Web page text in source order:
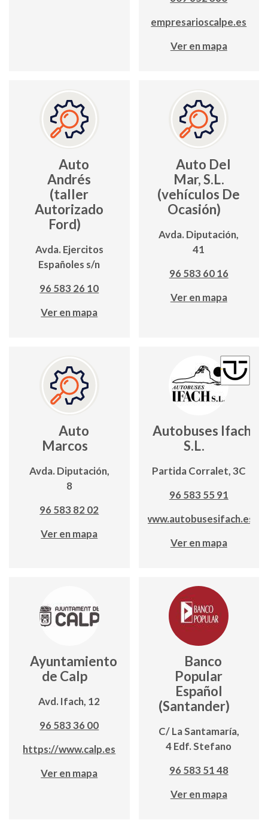
empresarioscalpe.es
Ver en mapa
Auto
Andrés
(taller
Autorizado
Ford)
Avda. Ejercitos
Españoles s/n
96 583 26 10
Ver en mapa
Auto Del
Mar, S.L.
(vehículos De
Ocasión)
Avda. Diputación,
41
96 583 60 16
Ver en mapa
Auto
Marcos
Avda. Diputación,
8
96 583 82 02
Ver en mapa
Autobuses Ifach,
S.L.
Partida Corralet, 3C
96 583 55 91
www.autobusesifach.es
Ver en mapa
Ayuntamiento
de Calp
Avd. Ifach, 12
96 583 36 00
https://www.calp.es
Ver en mapa
Banco
Popular
Español
(Santander)
C/ La Santamaría,
4 Edf. Stefano
96 583 51 48
Ver en mapa